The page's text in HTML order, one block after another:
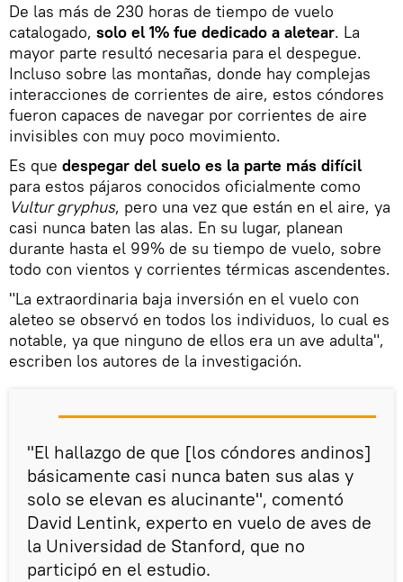
De las más de 230 horas de tiempo de vuelo
catalogado, solo el 1% fue dedicado a aletear. La
mayor parte resultó necesaria para el despegue.
Incluso sobre las montañas, donde hay complejas
interacciones de corrientes de aire, estos cóndores
fueron capaces de navegar por corrientes de aire
invisibles con muy poco movimiento.
Es que despegar del suelo es la parte más difícil
para estos pájaros conocidos oficialmente como
Vultur gryphus, pero una vez que están en el aire, ya
casi nunca baten las alas. En su lugar, planean
durante hasta el 99% de su tiempo de vuelo, sobre
todo con vientos y corrientes térmicas ascendentes.
"La extraordinaria baja inversión en el vuelo con
aleteo se observó en todos los individuos, lo cual es
notable, ya que ninguno de ellos era un ave adulta",
escriben los autores de la investigación.
"El hallazgo de que [los cóndores andinos]
básicamente casi nunca baten sus alas y
solo se elevan es alucinante", comentó
David Lentink, experto en vuelo de aves de
la Universidad de Stanford, que no
participó en el estudio.